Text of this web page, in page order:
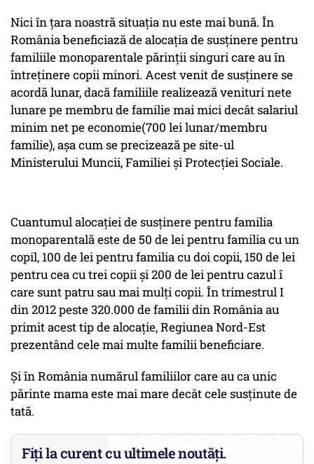
Nici în țara noastră situația nu este mai bună. În
România beneficiază de alocația de susținere pentru
familiile monoparentale părinții singuri care au în
întreținere copii minori. Acest venit de susținere se
acordă lunar, dacă familiile realizează venituri nete
lunare pe membru de familie mai mici decât salariul
minim net pe economie(700 lei lunar/membru
familie), așa cum se precizează pe site-ul
Ministerului Muncii, Familiei și Protecției Sociale.
Cuantumul alocației de susținere pentru familia
monoparentală este de 50 de lei pentru familia cu un
copil, 100 de lei pentru familia cu doi copii, 150 de lei
pentru cea cu trei copii și 200 de lei pentru cazul î
care sunt patru sau mai mulți copii. În trimestrul I
din 2012 peste 320.000 de familii din România au
primit acest tip de alocație, Regiunea Nord-Est
prezentând cele mai multe familii beneficiare.
Și în România numărul familiilor care au ca unic
părinte mama este mai mare decât cele susținute de
tată.
Fiți la curent cu ultimele noutăți.